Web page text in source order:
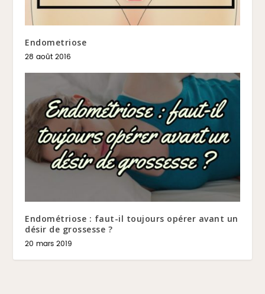
Endometriose
28 août 2016
Endométriose : faut-il toujours opérer avant un
désir de grossesse ?
20 mars 2019